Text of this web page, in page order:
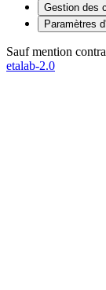
Gestion des
Paramètres
Sauf mention
etalab-2.0